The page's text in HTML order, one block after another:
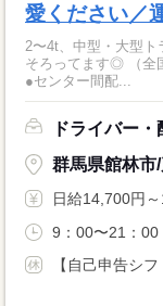
愛ください／
2〜4t、中型・大型
そろってます◎ （全国に3
●センター間配...
ドライバー
群馬県館林市
日給14,700円
9：00〜21：00
【自己申告シ